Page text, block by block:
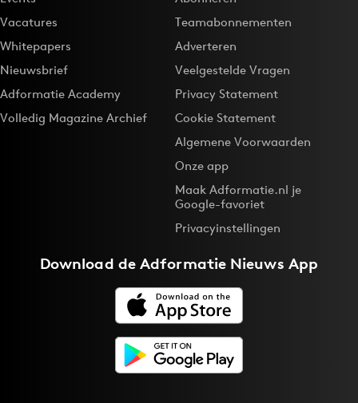
Vacatures
Whitepapers
Nieuwsbrief
Adformatie Academy
Volledig Magazine Archief
Teamabonnementen
Adverteren
Veelgestelde Vragen
Privacy Statement
Cookie Statement
Algemene Voorwaarden
Onze app
Maak Adformatie.nl je
Google-favoriet
Privacyinstellingen
Download deAdformatie Nieuws App